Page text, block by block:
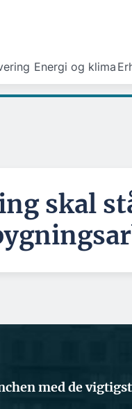
Energi og klima
skal
med de